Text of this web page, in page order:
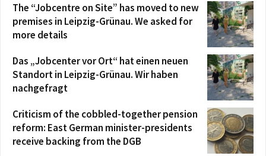
The “Jobcentre on Site” has moved to new
premises in Leipzig-Grünau. We asked for
more details
Das „Jobcenter vor Ort“ hat einen neuen
Standort in Leipzig-Grünau. Wir haben
nachgefragt
Criticism of the cobbled-together pension
reform: East German minister-presidents
receive backing from the DGB